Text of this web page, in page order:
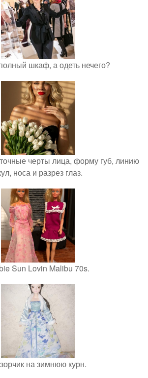
шкаф, а одеть нечего?
черты лица, форму губ, линию
носа и разрез глаз.
Sun Lovin Malibu 70s.
на зимнюю курн.